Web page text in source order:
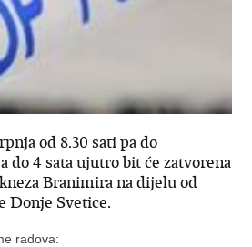
od 8.30 sati pa do
do 4 sata ujutro bit će zatvorena
Branimira na dijelu od
Donje Svetice.
radova: